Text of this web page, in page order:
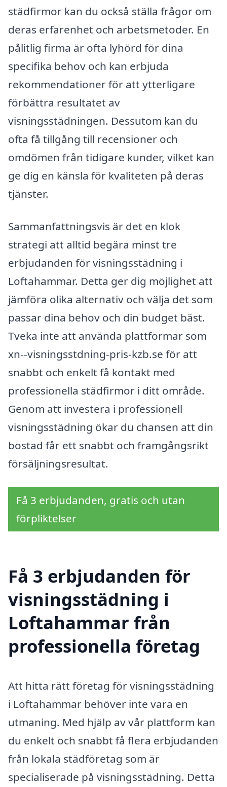
städfirmor kan du också ställa frågor om
deras erfarenhet och arbetsmetoder. En
pålitlig firma är ofta lyhörd för dina
specifika behov och kan erbjuda
rekommendationer för att ytterligare
förbättra resultatet av
visningsstädningen. Dessutom kan du
ofta få tillgång till recensioner och
omdömen från tidigare kunder, vilket kan
ge dig en känsla för kvaliteten på deras
tjänster.
Sammanfattningsvis är det en klok
strategi att alltid begära minst tre
erbjudanden för visningsstädning i
Loftahammar. Detta ger dig möjlighet att
jämföra olika alternativ och välja det som
passar dina behov och din budget bäst.
Tveka inte att använda plattformar som
xn--visningsstdning-pris-kzb.se för att
snabbt och enkelt få kontakt med
professionella städfirmor i ditt område.
Genom att investera i professionell
visningsstädning ökar du chansen att din
bostad får ett snabbt och framgångsrikt
försäljningsresultat.
Få 3 erbjudanden, gratis och utan
förpliktelser
Få 3 erbjudanden för
visningsstädning i
Loftahammar från
professionella företag
Att hitta rätt företag för visningsstädning
i Loftahammar behöver inte vara en
utmaning. Med hjälp av vår plattform kan
du enkelt och snabbt få flera erbjudanden
från lokala städföretag som är
specialiserade på visningsstädning. Detta